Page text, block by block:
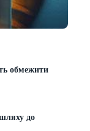
обмежити
до